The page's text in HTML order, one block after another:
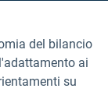
del bilancio
ai
su